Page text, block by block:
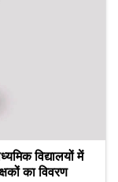
विद्यालयों में
का विवरण